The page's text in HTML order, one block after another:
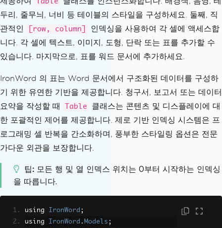
두리, 줄무늬, 너비 등 테이블의 스타일을 구성하세요. 둘째, 직
관적인
[row, column]
인덱싱을 사용하여 각 셀에 액세스합
니다. 각 셀에 텍스트, 이미지, 도형, 단락 또는 표를 추가할 수
있습니다. 마지막으로, 표를 워드 문서에 추가하세요.
IronWord 의 표는 Word 문서에서 구조화된 데이터를 구성하
기 위한 유연한 기반을 제공합니다. 청구서, 보고서 또는 데이터
요약을 작성할 때
Table
클래스는 콘텐츠 및 디스플레이에 대
한 포괄적인 제어를 제공합니다. 제로 기반 인덱싱 시스템은 프
로그래밍 셀 반복을 간소화하며, 풍부한 스타일링 옵션은 전문
가다운 외관을 보장합니다.
팁
모든 행 및 열 인덱스 위치는 0부터 시작하는 인덱싱
을 따릅니다.
using IronWord ;
using IronWord . Models ;